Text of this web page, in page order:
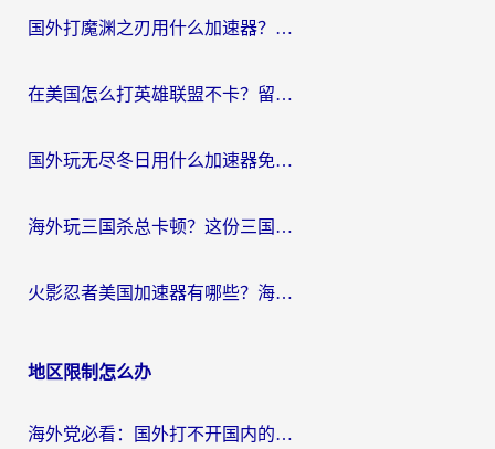
国外打魔渊之刃用什么加速器？2026海外玩家国服游戏加速全攻略（附闪耀暖暖&复苏的魔女避坑指南）
在美国怎么打英雄联盟不卡？留学生亲测的国服游戏加速全攻略
国外玩无尽冬日用什么加速器免费？海外党国服游戏加速避坑指南
海外玩三国杀总卡顿？这份三国杀游戏加速器指南帮你告别延迟烦恼
火影忍者美国加速器有哪些？海外党亲测的国服游戏加速全攻略（含菲律宾玩三国之刃守望黎明技巧）
地区限制怎么办
海外党必看：国外打不开国内的app怎么办？3步解决你的乡愁